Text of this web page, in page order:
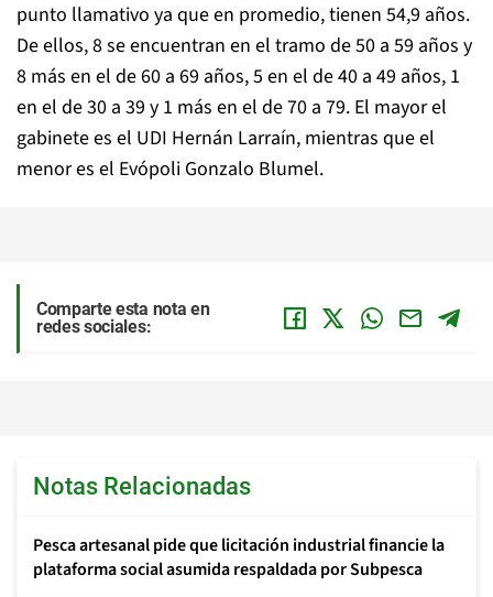
punto llamativo ya que en promedio, tienen 54,9 años.
De ellos, 8 se encuentran en el tramo de 50 a 59 años y
8 más en el de 60 a 69 años, 5 en el de 40 a 49 años, 1
en el de 30 a 39 y 1 más en el de 70 a 79. El mayor el
gabinete es el UDI Hernán Larraín, mientras que el
menor es el Evópoli Gonzalo Blumel.
Comparte esta nota en
redes sociales:
Notas Relacionadas
Pesca artesanal pide que licitación industrial financie la
plataforma social asumida respaldada por Subpesca